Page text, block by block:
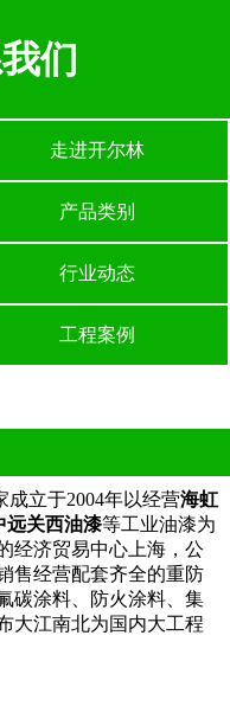
们
走进开尔林
产品类别
行业动态
工程案例
立于2004年以经营海虹
远关西油漆等工业油漆为
经济贸易中心上海，公
售经营配套齐全的重防
碳涂料、防火涂料、集
大江南北为国内大工程